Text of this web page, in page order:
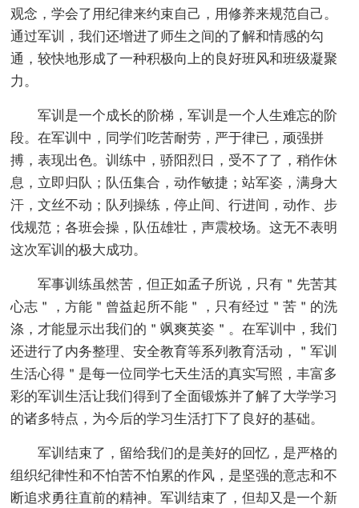
观念，学会了用纪律来约束自己，用修养来规范自己。
通过军训，我们还增进了师生之间的了解和情感的勾
通，较快地形成了一种积极向上的良好班风和班级凝聚
力。
军训是一个成长的阶梯，军训是一个人生难忘的阶
段。在军训中，同学们吃苦耐劳，严于律已，顽强拼
搏，表现出色。训练中，骄阳烈日，受不了了，稍作休
息，立即归队；队伍集合，动作敏捷；站军姿，满身大
汗，文丝不动；队列操练，停止间、行进间，动作、步
伐规范；各班会操，队伍雄壮，声震校场。这无不表明
这次军训的极大成功。
军事训练虽然苦，但正如孟子所说，只有＂先苦其
心志＂，方能＂曾益起所不能＂，只有经过＂苦＂的洗
涤，才能显示出我们的＂飒爽英姿＂。在军训中，我们
还进行了内务整理、安全教育等系列教育活动，＂军训
生活心得＂是每一位同学七天生活的真实写照，丰富多
彩的军训生活让我们得到了全面锻炼并了解了大学学习
的诸多特点，为今后的学习生活打下了良好的基础。
军训结束了，留给我们的是美好的回忆，是严格的
组织纪律性和不怕苦不怕累的作风，是坚强的意志和不
断追求勇往直前的精神。军训结束了，但却又是一个新